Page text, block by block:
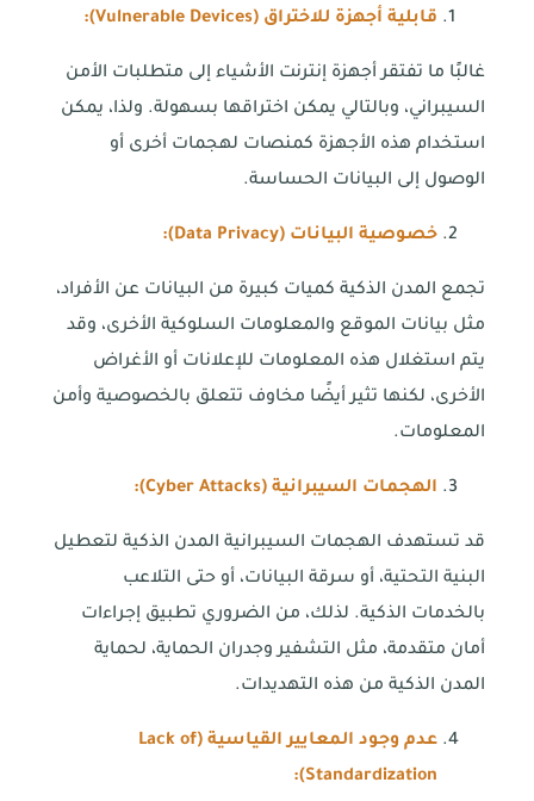
قابلية أجهزة للاختراق (Vulnerable Devices
):
غالبًا ما تفتقر أجهزة إنترنت الأشياء إلى متطلبات الأمن
السيبراني، وبالتالي يمكن اختراقها بسهولة. ولذا، يمكن
استخدام هذه الأجهزة كمنصات لهجمات أخرى أو
الوصول إلى البيانات الحساسة.
خصوصية البيانات (Data Privacy
):
تجمع المدن الذكية كميات كبيرة من البيانات عن الأفراد،
مثل بيانات الموقع والمعلومات السلوكية الأخرى، وقد
يتم استغلال هذه المعلومات للإعلانات أو الأغراض
الأخرى، لكنها تثير أيضًا مخاوف تتعلق بالخصوصية وأمن
المعلومات.
الهجمات السيبرانية (Cyber Attacks
):
قد تستهدف الهجمات السيبرانية المدن الذكية لتعطيل
البنية التحتية، أو سرقة البيانات، أو حتى التلاعب
بالخدمات الذكية. لذلك، من الضروري تطبيق إجراءات
أمان متقدمة، مثل التشفير وجدران الحماية، لحماية
المدن الذكية من هذه التهديدات.
عدم وجود المعايير القياسية (Lack of
Standardization
):